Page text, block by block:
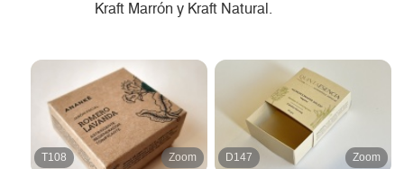
Kraft Marrón y Kraft Natural.
T108 Zoom D147 Zoom